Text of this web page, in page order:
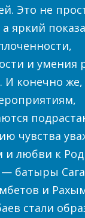
Это не
а яркий
и умения
И конечно же,
чувства
и любви к
батыры
и
стали